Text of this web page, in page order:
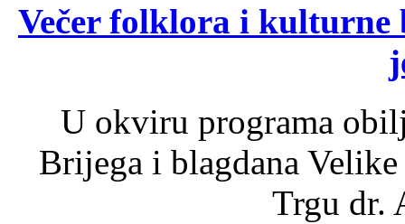
Večer folklora i kulturne
U okviru programa
Brijega i blagdana
Trgu dr.